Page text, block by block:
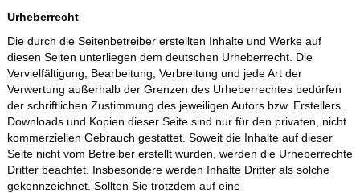
Urheberrecht
Die durch die Seitenbetreiber erstellten Inhalte und Werke auf
diesen Seiten unterliegen dem deutschen Urheberrecht. Die
Vervielfältigung, Bearbeitung, Verbreitung und jede Art der
Verwertung außerhalb der Grenzen des Urheberrechtes bedürfen
der schriftlichen Zustimmung des jeweiligen Autors bzw. Erstellers.
Downloads und Kopien dieser Seite sind nur für den privaten, nicht
kommerziellen Gebrauch gestattet. Soweit die Inhalte auf dieser
Seite nicht vom Betreiber erstellt wurden, werden die Urheberrechte
Dritter beachtet. Insbesondere werden Inhalte Dritter als solche
gekennzeichnet. Sollten Sie trotzdem auf eine